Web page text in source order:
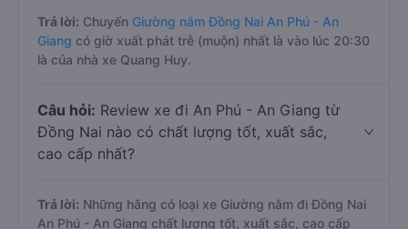
Câu hỏi:Nhà xe đi An Phú - An Giang từ
Đồng Nai nào chạy trễ nhất?
Giangcó giờ xuất phát trễ (muộn) nhất là vào lúc 20:30
là của nhà xe Quang Huy.
Đồng Nai nào có chất lượng tốt, xuất sắc,
cao cấp nhất?